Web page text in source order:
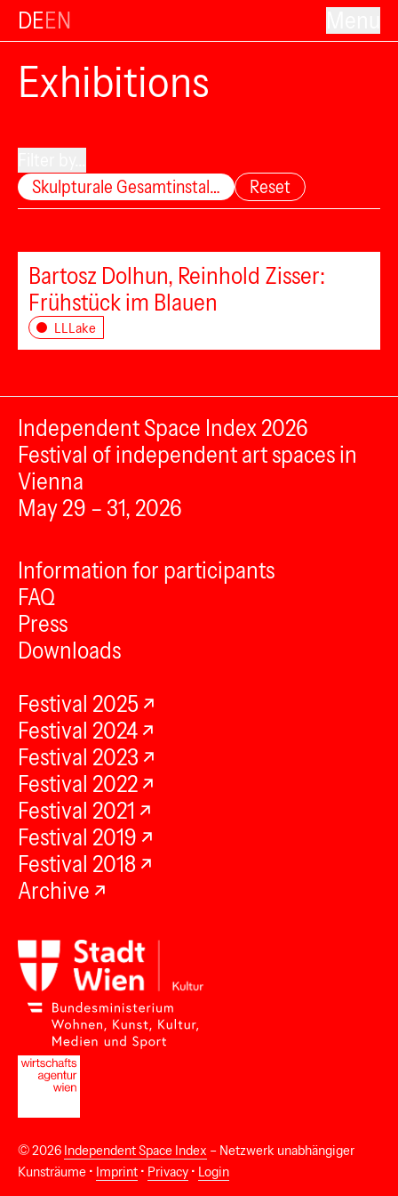
DEEN
Exhibitions
Skulpturale Gesamtinstal…
Reset
Bartosz Dolhun, Reinhold Zisser:
Frühstück im Blauen
LLLake
Independent Space Index 2026
Festival of independent art spaces in
Vienna
May 29 – 31, 2026
Information for participants
FAQ
Press
Downloads
Festival 2025
Festival 2024
Festival 2023
Festival 2022
Festival 2021
Festival 2019
Festival 2018
Archive
© 2026 Independent Space Index – Netzwerk unabhängiger
Kunsträume • Imprint • Privacy • Login